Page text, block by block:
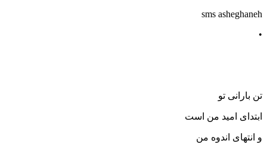
sms asheghaneh
•
تن بارانی تو
ابتدای امید من است
و انتهای اندوه من